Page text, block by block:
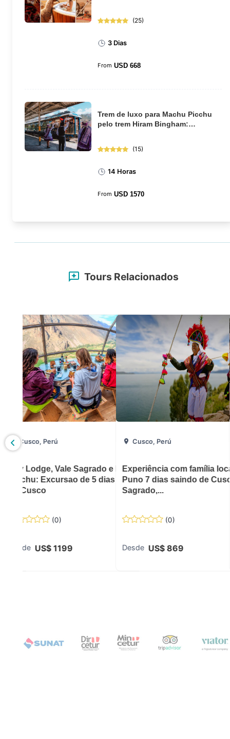
(25)
3 Dias
From USD 668
Trem de luxo para Machu Picchu
pelo trem Hiram Bingham:
(15)
14 Horas
From USD 1570
Tours Relacionados
8 dias :
e
Cusco, Perú
Sky Lodge, Vale Sagrado e Machu
Picchu: Excursao de 5 dias saindo
de Cusco
( 0)
Desde US$1199
Cusco, Perú
Experiência com família
Puno 7 dias saindo de
Sagrado,...
( 0)
Desde US$869